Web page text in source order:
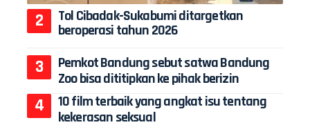
Tol Cibadak-Sukabumi ditargetkan
beroperasi tahun 2026
Pemkot Bandung sebut satwa Bandung
Zoo bisa dititipkan ke pihak berizin
10 film terbaik yang angkat isu tentang
kekerasan seksual